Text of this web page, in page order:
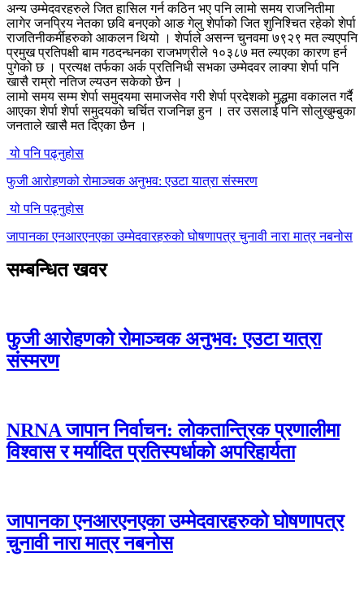
अन्य उम्मेदवरहरुले जित हासिल गर्न कठिन भए पनि लामो समय राजनितीमा
लागेर जनप्रिय नेतका छवि बनएको आङ गेलु शेर्पाको जित शुनिश्चित रहेको शेर्पा
राजतिनीकर्मीहरुको आकलन थियो । शेर्पाले असन्न चुनवमा ७९२९ मत ल्यएपनि
प्रमुख प्रतिपक्षी बाम गठदन्धनका राजभण्रीले १०३८७ मत ल्यएका कारण हर्न
पुगेको छ । प्रत्यक्ष तर्फका अर्क प्रतिनिधी सभका उम्मेदवर लाक्पा शेर्पा पनि
खासै राम्रो नतिज ल्यउन सकेको छैन ।
लामो समय सम्म शेर्पा समुदयमा समाजसेव गरी शेर्पा प्रदेशको मुद्धमा वकालत गर्दै
आएका शेर्पा शेर्पा समुदयको चर्चित राजनिज्ञ हुन । तर उसलाई पनि सोलुखुम्बुका
जनताले खासै मत दिएका छैन ।
यो पनि पढ्नुहोस
फुजी आरोहणको रोमाञ्चक अनुभव: एउटा यात्रा संस्मरण
यो पनि पढ्नुहोस
जापानका एनआरएनएका उम्मेदवारहरुको घोषणापत्र चुनावी नारा मात्र नबनोस
सम्बन्धित खवर
फुजी आरोहणको रोमाञ्चक अनुभव: एउटा यात्रा
संस्मरण
NRNA जापान निर्वाचन: लोकतान्त्रिक प्रणालीमा
विश्वास र मर्यादित प्रतिस्पर्धाको अपरिहार्यता
जापानका एनआरएनएका उम्मेदवारहरुको घोषणापत्र
चुनावी नारा मात्र नबनोस